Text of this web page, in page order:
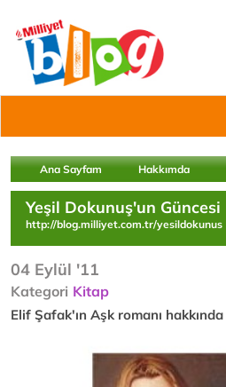
Ana Sayfam Hakkımda
Yeşil Dokunuş'un Güncesi
http://blog.milliyet.com.tr/yesildokunus
04 Eylül '11
Kategori Kitap
Elif Şafak'ın Aşk romanı hakkında